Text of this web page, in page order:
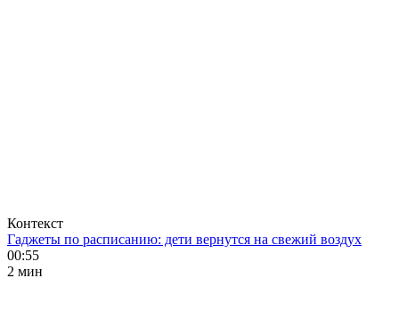
Контекст
Гаджеты по расписанию: дети вернутся на свежий воздух
00:55
2 мин